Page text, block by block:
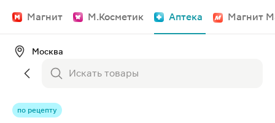
Магнит М.Косметик Аптека Магнит
Москва
по рецепту